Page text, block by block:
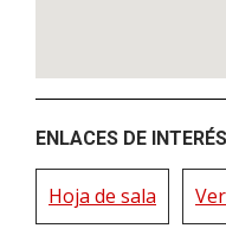
ENLACES DE INTERÉS
Hoja de sala